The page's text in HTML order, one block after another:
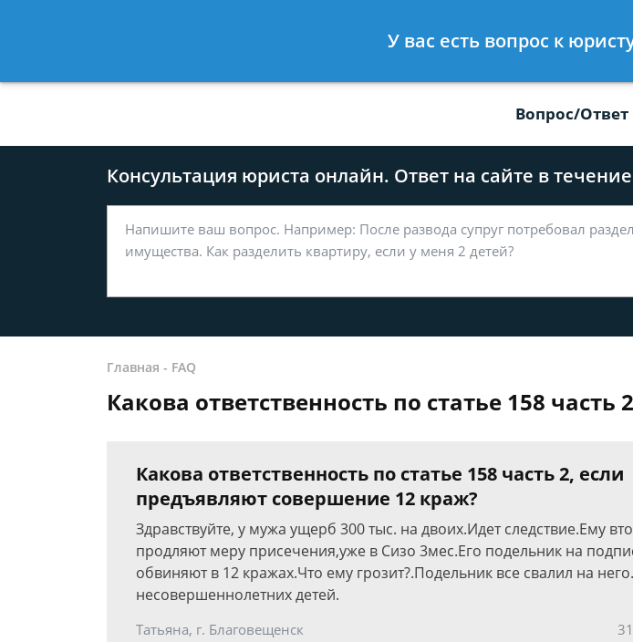
8 812 509-27-47
Вопрос/Ответ
Консультация юриста онлайн. Ответ на сайте в
Главная - FAQ
Какова ответственность по статье 158
Какова ответственность по статье 158 часть 2, если
предъявляют совершение 12 краж?
Здравствуйте, у мужа ущерб 300 тыс. на двоих.Идет следствие.Ему
продляют меру присечения,уже в Сизо 3мес.Его подельник на
обвиняют в 12 кражах.Что ему грозит?.Подельник все свалил на
несовершеннолетних детей.
Татьяна, г. Благовещенск
У вас есть вопрос к